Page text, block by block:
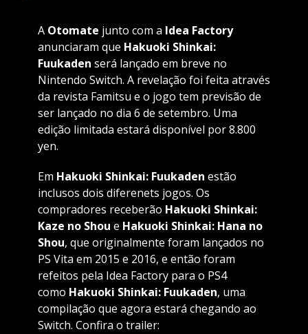
A Otomate junto com a Idea Factory
anunciaram que Hakuoki Shinkai:
Fuukaden será lançado em breve no
Nintendo Switch. A revelação foi feita através
da revista Famitsu e o jogo tem previsão de
ser lançado no dia 6 de setembro. Uma
edição limitada estará disponível por 8.800
yen.
Em Hakuoki Shinkai: Fuukaden estão
inclusos dois diferenets jogos. Os
compradores receberão Hakuoki Shinkai:
Kaze no Shou e Hakuoki Shinkai: Hana no
Shou, que originalmente foram lançados no
PS Vita em 2015 e 2016, e então foram
refeitos pela Idea Factory para o PS4
como Hakuoki Shinkai: Fuukaden, uma
compilação que agora estará chegando ao
Switch. Confira o trailer: